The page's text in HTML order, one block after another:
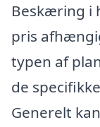
Beskæring i
pris
typen af
de
Generelt